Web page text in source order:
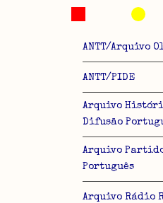
ANTT/Arquivo
ANTT/PIDE
Arquivo
Difusão
Arquivo
Português
Arquivo Rádio